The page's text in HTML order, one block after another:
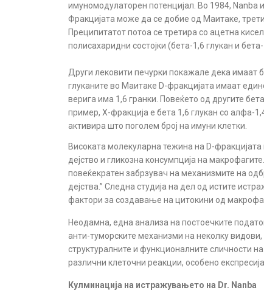
имуномодулаторен потенцијал. Во 1984,
Фракцијата може да се добие од Маитаке,
Преципитатот потоа се третира со ацетна
полисахаридни состојки (бета-1,6 глукан и
Други лековити печурки покажале дека имаат
глуканите во Маитаке D-фракцијата имаат
верига има 1,6 гранки. Повеќето од другите
пример, Х-фракција е бета 1,6 глукан со алфа-
активира што поголем број на имуни клетки.
Високата молекуларна тежина на D-
дејство и гликозна консумпција на
повеќекратен забрзувач на механизмите на
дејства.” Следна студија на дел од истите
фактори за создавање на цитокини од
Неодамна, една анализа на постоечките
анти-туморските механизми на неколку
структуралните и функционалните сличности
различни клеточни реакции, особено
Кулминација на истражувањето на Dr. Nanba